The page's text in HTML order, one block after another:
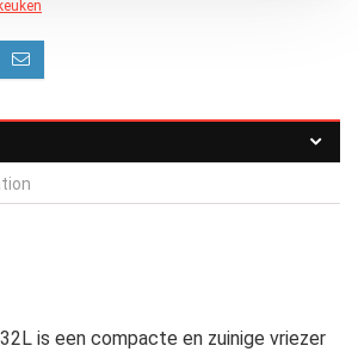
is een compacte en zuinige vriezer